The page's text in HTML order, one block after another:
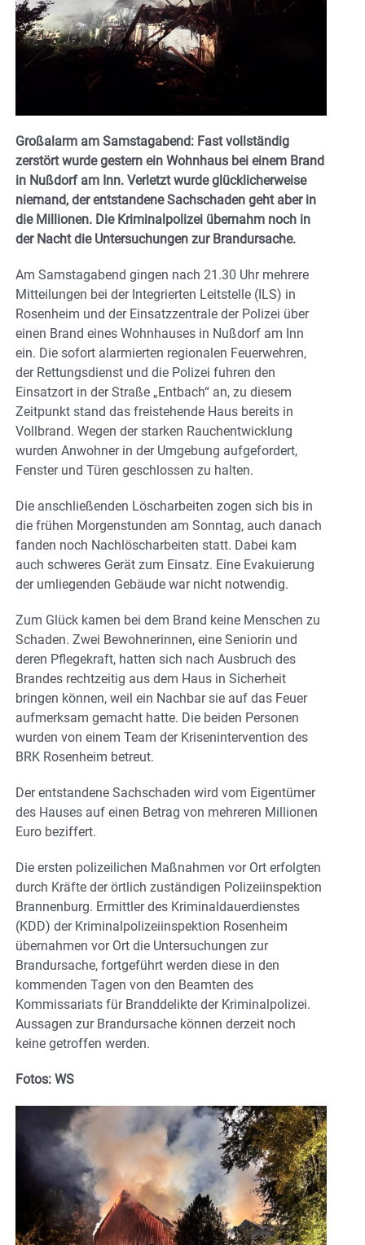
Großalarm am Samstagabend: Fast vollständig
zerstört wurde gestern ein Wohnhaus bei einem Brand
in Nußdorf am Inn. Verletzt wurde glücklicherweise
niemand, der entstandene Sachschaden geht aber in
die Millionen. Die Kriminalpolizei übernahm noch in
der Nacht die Untersuchungen zur Brandursache.
Am Samstagabend gingen nach 21.30 Uhr mehrere
Mitteilungen bei der Integrierten Leitstelle (ILS) in
Rosenheim und der Einsatzzentrale der Polizei über
einen Brand eines Wohnhauses in Nußdorf am Inn
ein. Die sofort alarmierten regionalen Feuerwehren,
der Rettungsdienst und die Polizei fuhren den
Einsatzort in der Straße „Entbach“ an, zu diesem
Zeitpunkt stand das freistehende Haus bereits in
Vollbrand. Wegen der starken Rauchentwicklung
wurden Anwohner in der Umgebung aufgefordert,
Fenster und Türen geschlossen zu halten.
Die anschließenden Löscharbeiten zogen sich bis in
die frühen Morgenstunden am Sonntag, auch danach
fanden noch Nachlöscharbeiten statt. Dabei kam
auch schweres Gerät zum Einsatz. Eine Evakuierung
der umliegenden Gebäude war nicht notwendig.
Zum Glück kamen bei dem Brand keine Menschen zu
Schaden. Zwei Bewohnerinnen, eine Seniorin und
deren Pflegekraft, hatten sich nach Ausbruch des
Brandes rechtzeitig aus dem Haus in Sicherheit
bringen können, weil ein Nachbar sie auf das Feuer
aufmerksam gemacht hatte. Die beiden Personen
wurden von einem Team der Krisenintervention des
BRK Rosenheim betreut.
Der entstandene Sachschaden wird vom Eigentümer
des Hauses auf einen Betrag von mehreren Millionen
Euro beziffert.
Die ersten polizeilichen Maßnahmen vor Ort erfolgten
durch Kräfte der örtlich zuständigen Polizeiinspektion
Brannenburg. Ermittler des Kriminaldauerdienstes
(KDD) der Kriminalpolizeiinspektion Rosenheim
übernahmen vor Ort die Untersuchungen zur
Brandursache, fortgeführt werden diese in den
kommenden Tagen von den Beamten des
Kommissariats für Branddelikte der Kriminalpolizei.
Aussagen zur Brandursache können derzeit noch
keine getroffen werden.
Fotos: WS